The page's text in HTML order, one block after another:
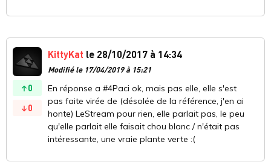
0
0
KittyKat le 28/10/2017 à 14:34
Modifié le 17/04/2019 à 15:21
En réponse a #4Paci ok, mais pas elle, elle s'est
pas faite virée de (désolée de la référence, j'en ai
honte) LeStream pour rien, elle parlait pas, le peu
qu'elle parlait elle faisait chou blanc / n'était pas
intéressante, une vraie plante verte :(